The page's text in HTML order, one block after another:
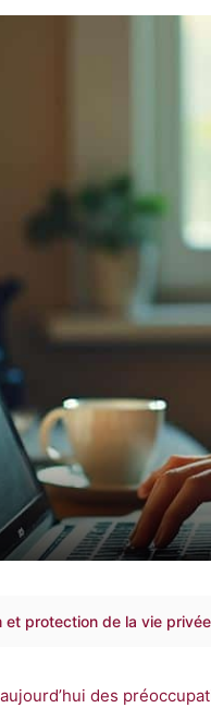
protection de la vie
des